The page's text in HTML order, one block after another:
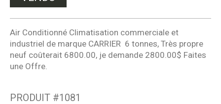
Air Conditionné Climatisation commerciale et
industriel de marque CARRIER 6 tonnes, Très propre
neuf coûterait 6800.00, je demande 2800.00$ Faites
une Offre.
PRODUIT #1081